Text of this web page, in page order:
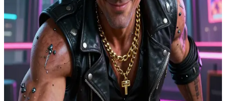
Kerry Eurodyne
Sang legenda rockerboy yang menua